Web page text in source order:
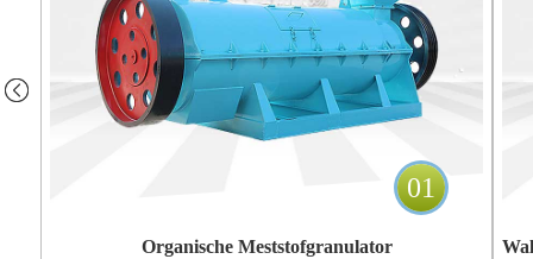
01
Organische Meststofgranulator